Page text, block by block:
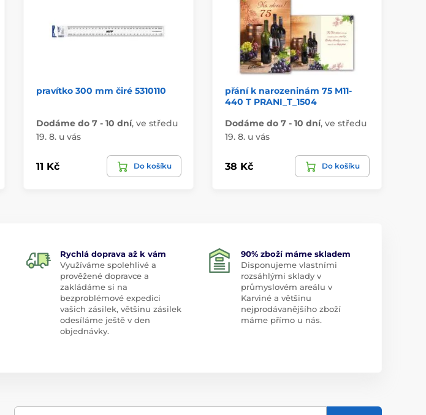
pravítko 300 mm čiré 5310110
Dodáme do 7 - 10 dní, ve středu
19. 8. u vás
11 Kč Do košíku
přání k narozeninám 75 M11-
440 T PRANI_T_1504
Dodáme do 7 - 10 dní, ve středu
19. 8. u vás
38 Kč Do košíku
Rychlá doprava až k vám
Využíváme spolehlivé a
prověžené dopravce a
zakládáme si na
bezproblémové expedici
vašich zásilek, většinu zásilek
odesíláme ještě v den
objednávky.
90% zboží máme skladem
Disponujeme vlastními
rozsáhlými sklady v
průmyslovém areálu v
Karviné a většinu
nejprodávanějšího zboží
máme přímo u nás.